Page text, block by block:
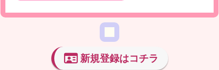
新規登録はコチラ